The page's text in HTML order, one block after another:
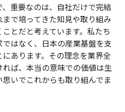
重要なのは、自社だけで完結
で培ってきた知見や取り組み
とだと考えています。私たち
はなく、日本の産業基盤を支
あります。その理念を業界全
ば、本当の意味での価値は生
いでこれからも取り組んでま